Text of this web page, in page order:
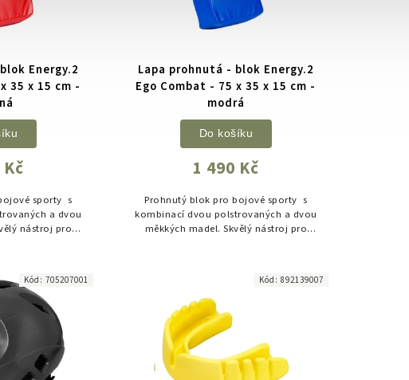
Energy.2
35 x 15 cm -
sporty s
a dvou
nástroj pro
Lapa prohnutá - blok Energy.2
Ego Combat - 75 x 35 x 15 cm -
modrá
1 490 Kč
Do košíku
Prohnutý blok pro bojové sporty s
kombinací dvou polstrovaných a dvou
měkkých madel. Skvělý nástroj pro
Kód:705207001 Kód:892139007